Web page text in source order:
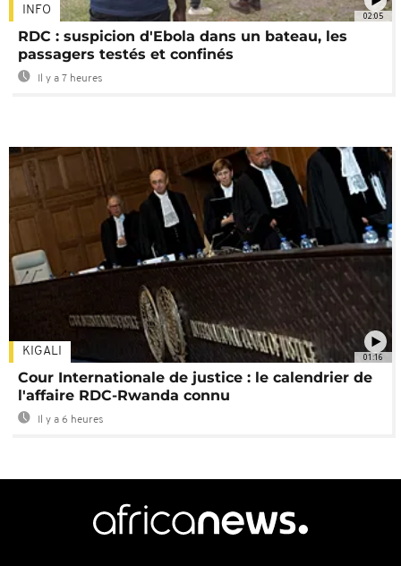
02:05
INFO
RDC : suspicion d'Ebola dans un bateau, les
passagers testés et confinés
Il y a 7 heures
01:16
KIGALI
Cour Internationale de justice : le calendrier de
l'affaire RDC-Rwanda connu
Il y a 6 heures